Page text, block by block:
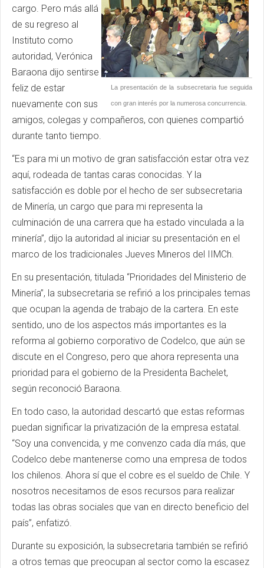
La presentación de la subsecretaria fue seguida
con gran interés por la numerosa concurrencia.
cargo. Pero más allá
de su regreso al
Instituto como
autoridad, Verónica
Baraona dijo sentirse
feliz de estar
nuevamente con sus
amigos, colegas y compañeros, con quienes compartió
durante tanto tiempo.
“Es para mi un motivo de gran satisfacción estar otra vez
aquí, rodeada de tantas caras conocidas. Y la
satisfacción es doble por el hecho de ser subsecretaria
de Minería, un cargo que para mi representa la
culminación de una carrera que ha estado vinculada a la
minería”, dijo la autoridad al iniciar su presentación en el
marco de los tradicionales Jueves Mineros del IIMCh.
En su presentación, titulada “Prioridades del Ministerio de
Minería”, la subsecretaria se refirió a los principales temas
que ocupan la agenda de trabajo de la cartera. En este
sentido, uno de los aspectos más importantes es la
reforma al gobierno corporativo de Codelco, que aún se
discute en el Congreso, pero que ahora representa una
prioridad para el gobierno de la Presidenta Bachelet,
según reconoció Baraona.
En todo caso, la autoridad descartó que estas reformas
puedan significar la privatización de la empresa estatal.
“Soy una convencida, y me convenzo cada día más, que
Codelco debe mantenerse como una empresa de todos
los chilenos. Ahora sí que el cobre es el sueldo de Chile. Y
nosotros necesitamos de esos recursos para realizar
todas las obras sociales que van en directo beneficio del
país”, enfatizó.
Durante su exposición, la subsecretaria también se refirió
a otros temas que preocupan al sector como la escasez